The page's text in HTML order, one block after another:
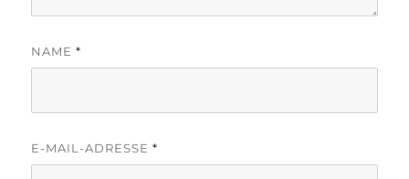
NAME*
E-MAIL-ADRESSE*